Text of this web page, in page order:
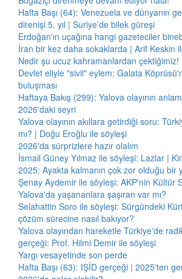
Hafta Başı (64): Venezuela ve dünyanın
direnişi 5. yıl | Suriye’de bilek güreşi
Erdoğan'ın uçağına hangi gazeteciler
İran bir kez daha sokaklarda | Arif Keskin
Nedir şu ucuz kahramanlardan çektiğimiz!
Devlet eliyle "sivil" eylem: Galata
buluşması
Haftaya Bakış (299): Yalova olayının
2026'daki seyri
Yalova olayının akıllara getirdiği soru:
mı? | Doğu Eroğlu ile söyleşi
2026'da sürprizlere hazır olalım
İsmail Güney Yılmaz ile söyleşi: Lazlar |
2025: Ayakta kalmanın çok zor olduğu bir
Şenay Aydemir ile söyleşi: AKP'nin Kültür
Yalova'da yaşananlara şaşıran var mı?
Selahattin Soro ile söyleşi: Sürgündeki
çözüm sürecine nasıl bakıyor?
Yalova olayından hareketle Türkiye'de
gerçeği: Prof. Hilmi Demir ile söyleşi
Yargı vesayetinde son perde
Hafta Başı (63): IŞİD gerçeği | 2025'ten